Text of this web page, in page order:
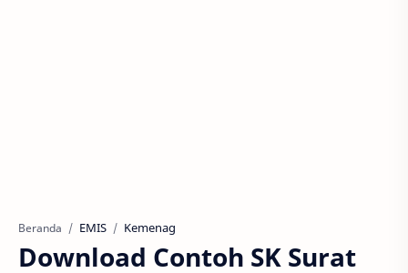
Beranda EMIS Kemenag
Download Contoh SK Surat